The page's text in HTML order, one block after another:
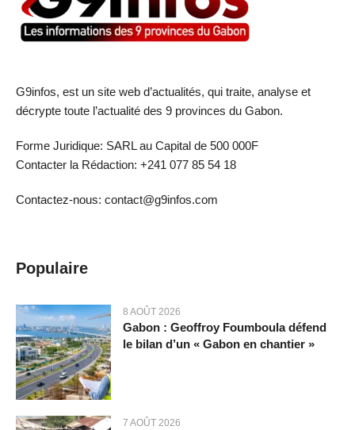
G9infos, est un site web d’actualités, qui traite, analyse et
décrypte toute l’actualité des 9 provinces du Gabon.
Forme Juridique: SARL au Capital de 500 000F
Contacter la Rédaction: +241 077 85 54 18
Contactez-nous: contact@g9infos.com
Populaire
8 AOÛT 2026
Gabon : Geoffroy Foumboula défend
le bilan d’un « Gabon en chantier »
7 AOÛT 2026